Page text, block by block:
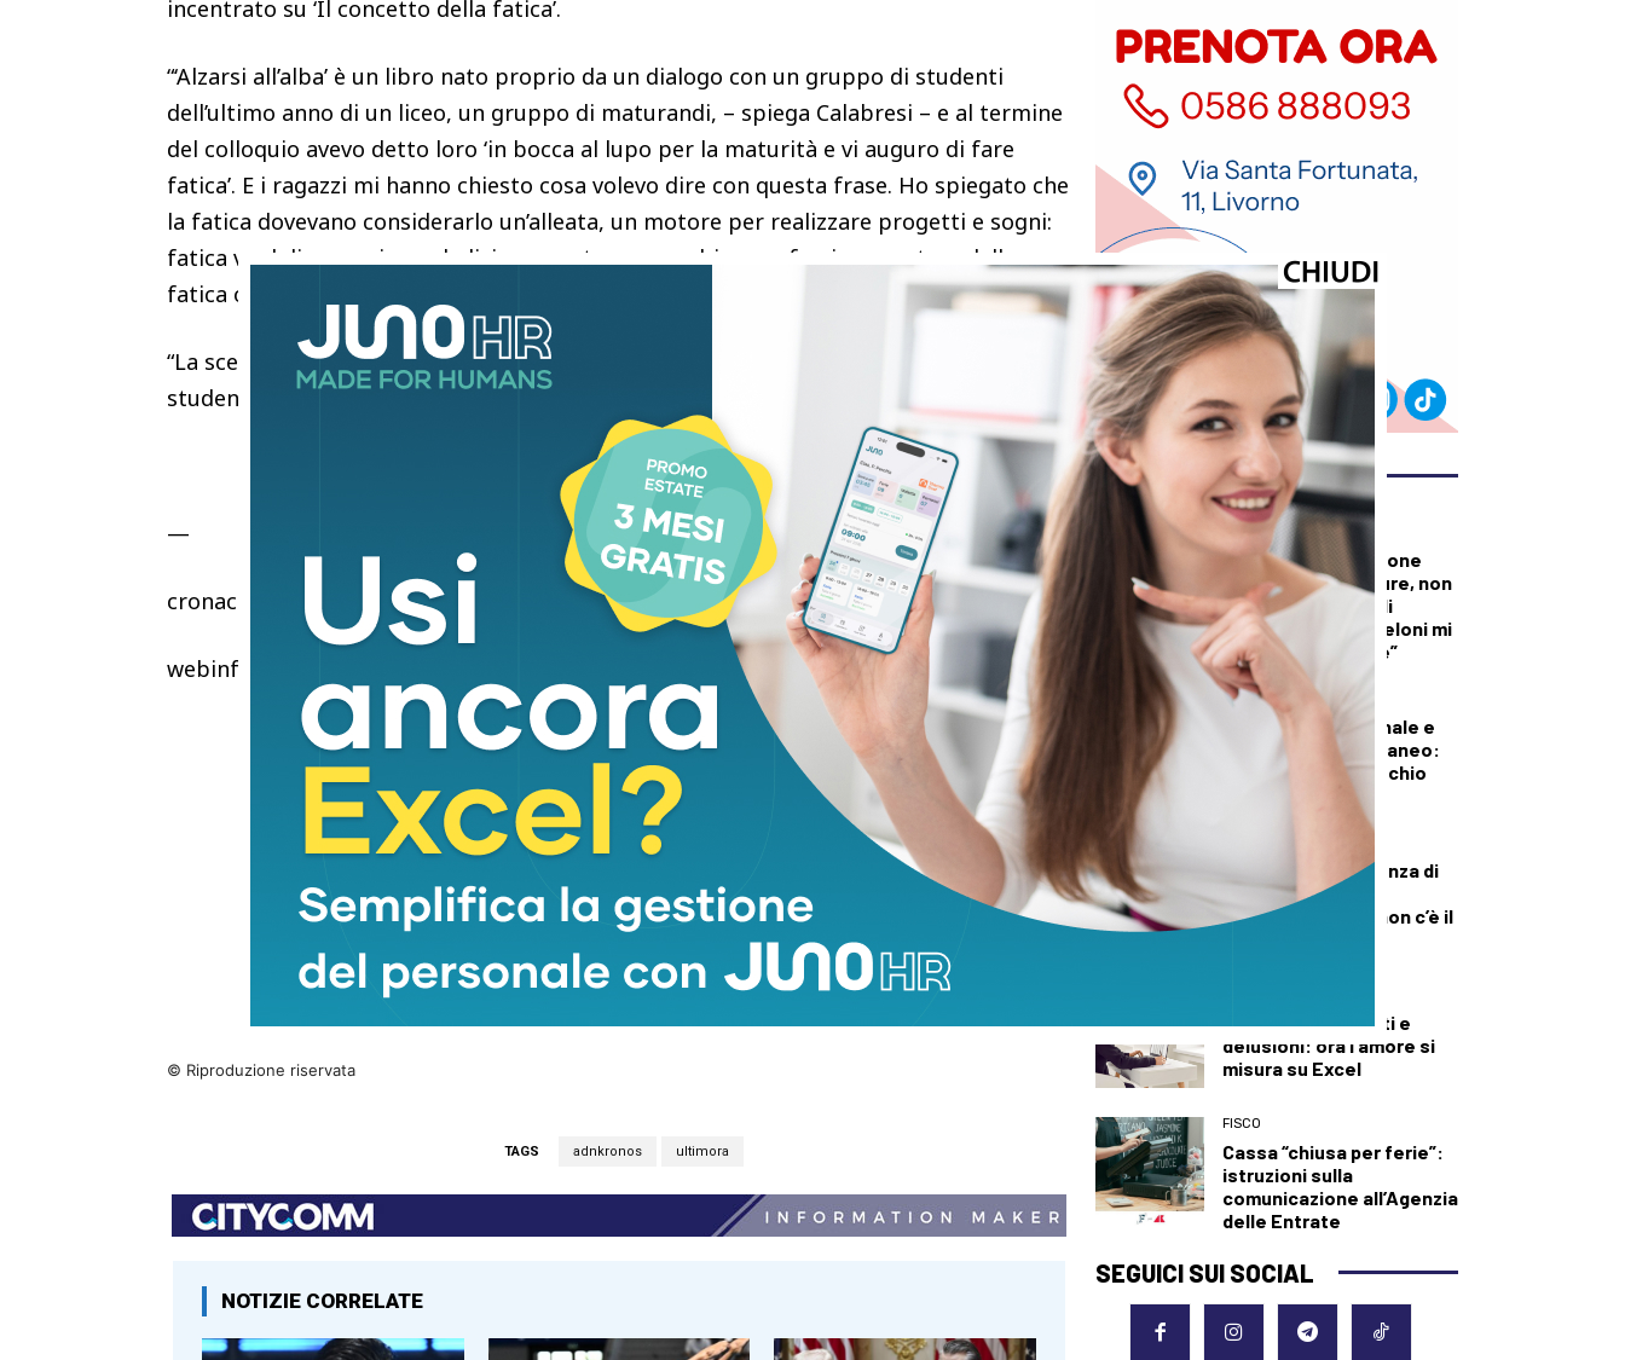
incentrato su ‘Il concetto della fatica’.
“‘Alzarsi all’alba’ è un libro nato proprio da un dialogo con un gruppo di studenti
dell’ultimo anno di un liceo, un gruppo di maturandi, – spiega Calabresi – e al termine
del colloquio avevo detto loro ‘in bocca al lupo per la maturità e vi auguro di fare
fatica’. E i ragazzi mi hanno chiesto cosa volevo dire con questa frase. Ho spiegato che
la fatica dovevano considerarlo un’alleata, un motore per realizzare progetti e sogni:
fatica vuol dire passione, dedizione, costanza, non bisogna farsi spaventare dalla
fatica o dall’idea di fatica”.
“La scelta del mio libro per i temi della maturità, dopo che avevo parlato con gli
studenti, è un po’ come se si chiudesse un cerchio”, conclude Calabresi.
—
cronaca
webinfo@adnkronos.com (Web Info)
© Riproduzione riservata
TAGS adnkronos ultimora
NOTIZIE CORRELATE
ULTIMI ARTICOLI
DALLA TOSCANA
Conte in commissione
Covid: “Scavate pure, non
troverete niente di
illecito su di me. Meloni mi
diede del criminale”
DEMOGRAFICA
Pillola, anello vaginale e
impianto sottocutaneo:
l’allerta Aifa sul rischio
Culle vuote e assenza di
medici: muore una
neonata perché “non c’è il
Baci, appuntamenti e
delusioni: ora l’amore si
misura su Excel
FISCO
Cassa “chiusa per ferie”:
istruzioni sulla
comunicazione all’Agenzia
delle Entrate
SEGUICI SUI SOCIAL